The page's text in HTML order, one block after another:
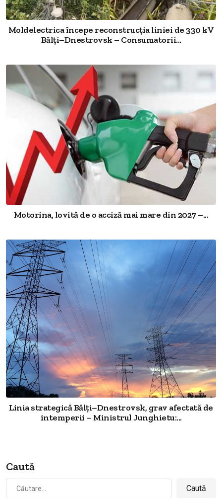
Moldelectrica începe reconstrucția liniei de 330 kV
Bălți–Dnestrovsk – Consumatorii...
Motorina, lovită de o acciză mai mare din 2027 –...
Linia strategică Bălți–Dnestrovsk, grav afectată de
intemperii – Ministrul Junghietu:...
Caută
Caută
după: